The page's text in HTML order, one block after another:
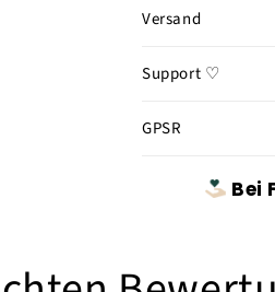
Versand
Support ♡
GPSR
Bei